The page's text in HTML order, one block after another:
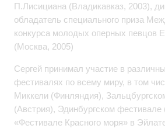
П.Лисициана (Владикавказ, 2003),
обладатель специального приза
конкурса молодых оперных певцов
(Москва, 2005)
Сергей принимал участие в
фестивалях по всему миру, в том
Миккели (Финляндия),
(Австрия), Эдинбургском
«Фестивале Красного моря» в